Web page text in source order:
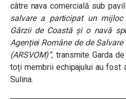
câtre nava comercială sub
salvare a participat un
Gărzii de Coastă și o navă
Agenției Române de de
(ARSVOM)”, transmite Garda
toți membrii echipajului au fost
Sulina.